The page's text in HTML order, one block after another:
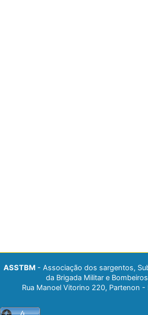
ASSTBM - Associação dos sargentos,
da Brigada Militar e
Rua Manoel Vitorino 220, Partenon -